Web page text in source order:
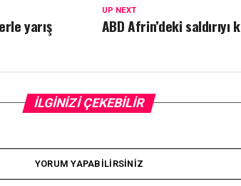
UP NEXT
ABD Afrin’deki saldırıyı
yarış
İLGİNİZİ ÇEKEBİLİR
YORUM YAPABILIRSINIZ